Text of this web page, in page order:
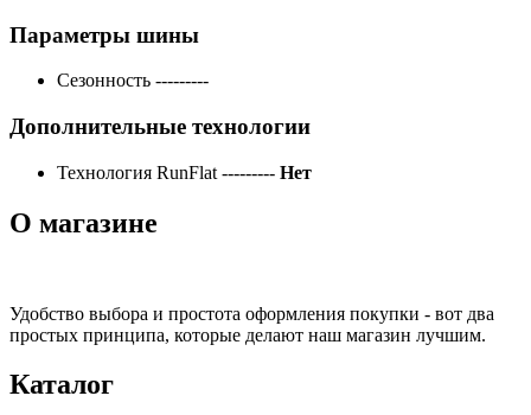
Параметры шины
Сезонность ---------
Дополнительные технологии
Технология RunFlat --------- Нет
О магазине
Удобство выбора и простота оформления покупки - вот два
простых принципа, которые делают наш магазин лучшим.
Каталог